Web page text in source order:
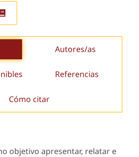
Autores/as
Referencias
Cómo citar
objetivo apresentar, relatar e